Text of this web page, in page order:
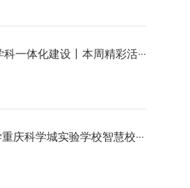
建设丨本周精彩活动请查收（10.21-10.27）
验学校智慧校园建设方案（一期）专家会顺利召开